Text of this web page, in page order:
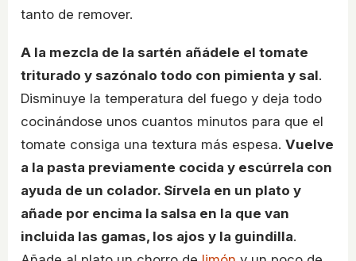
tanto de remover.
A la mezcla de la sartén añádele el tomate
triturado y sazónalo todo con pimienta y sal.
Disminuye la temperatura del fuego y deja todo
cocinándose unos cuantos minutos para que el
tomate consiga una textura más espesa. Vuelve
a la pasta previamente cocida y escúrrela con
ayuda de un colador. Sírvela en un plato y
añade por encima la salsa en la que van
incluida las gamas, los ajos y la guindilla.